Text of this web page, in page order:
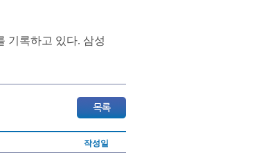
기록하고 있다. 삼성
작성일